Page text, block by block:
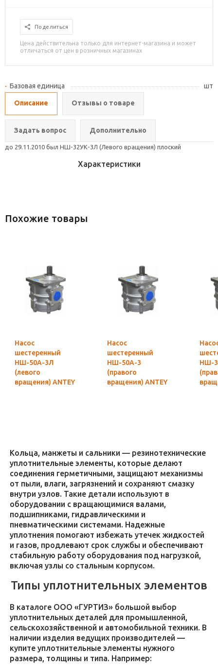
Поделиться
Цена действительна только для интернет-магазина и может
отличаться от цен в розничных магазинах
Базовая единица шт
Описание Отзывы о товаре
Задать вопрос Дополнительно
до 29.11.2010 был НШ-32УК-3Л (Левого вращения) плоский
Характеристики
Похожие товары
Насос
шестеренный
НШ-50А-3Л
(левого
вращения) ANTEY
Насос
шестеренный
НШ-50А-3
(правого
вращения) ANTEY
НШ-
Кольца, манжеты и сальники — резинотехнические
уплотнительные элементы, которые делают
соединения герметичными, защищают механизмы
от пыли, влаги, загрязнений и сохраняют смазку
внутри узлов. Такие детали используют в
оборудовании с вращающимися валами,
подшипниками, гидравлическими и
пневматическими системами. Надежные
уплотнения помогают избежать утечек жидкостей
и газов, продлевают срок службы и обеспечивают
стабильную работу оборудования под нагрузкой,
включая узлы со стальным корпусом.
Типы уплотнительных элементов
В каталоге ООО «ГУРТИЗ» большой выбор
уплотнительных деталей для промышленной,
сельскохозяйственной и автомобильной техники. В
наличии изделия ведущих производителей —
купите уплотнительные элементы нужного
размера, толщины и типа. Например: